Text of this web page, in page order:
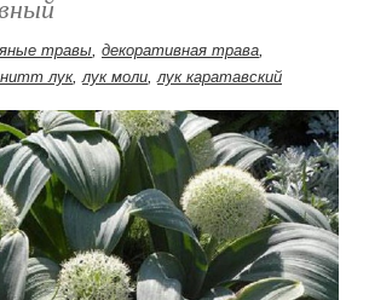
травы, декоративная трава,
лук,лук моли,лук каратавский